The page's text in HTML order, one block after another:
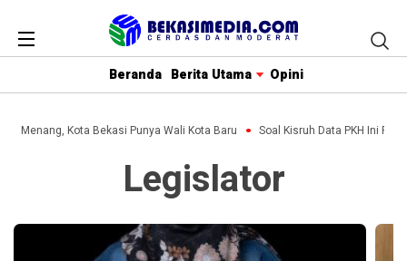
Beranda Berita Utama Opini
Menang, Kota Bekasi Punya Wali Kota Baru Soal Kisruh Data PKH Ini
Legislator